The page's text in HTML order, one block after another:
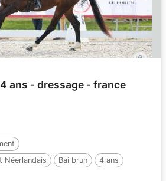
ans - dressage - france
Néerlandais
Bai brun
4 ans